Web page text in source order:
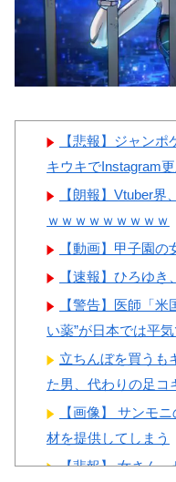
海外「日本よ、お前がナ
ーワンだ」 熊本地震直後
本の対応のスピードに世界
【画像】顔100点、体30
女ｗｗｗ
Powered by livedoor 相互
【悲報】ジャン
キウキでInstagram
【朗報】Vtuber
ｗｗｗｗｗｗｗｗｗ
【動画】甲子園
【速報】ひろゆき
【警告】医師「
い薬”が日本では平
立ちんぼを買うも
た男、代わりの足コ
【画像】 サンモ
材を提供してしまう
【悲報】 女さん